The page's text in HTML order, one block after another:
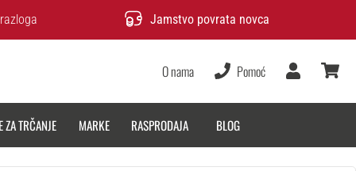
Jamstvo povrata novca
O nama Pomoć
Korisnik
ZA TRČANJE MARKE RASPRODAJA BLOG